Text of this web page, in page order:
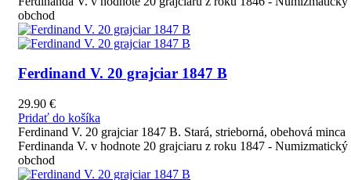
obchod
Ferdinand V. 20 grajciar 1847 B
29.90 €
Pridať do košíka
Ferdinand V. 20 grajciar 1847 B. Stará, strieborná, obehová minca
Ferdinanda V. v hodnote 20 grajciaru z roku 1847 - Numizmatický
obchod